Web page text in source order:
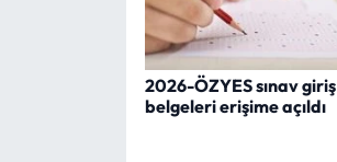
2026-ÖZYES sınav giriş
belgeleri erişime açıldı